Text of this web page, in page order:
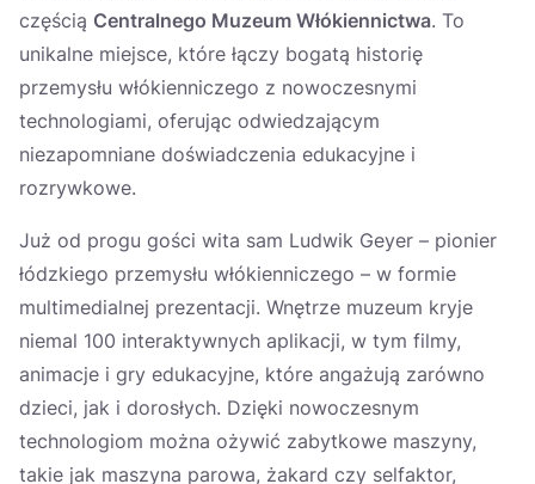
częścią Centralnego Muzeum Włókiennictwa. To
unikalne miejsce, które łączy bogatą historię
przemysłu włókienniczego z nowoczesnymi
technologiami, oferując odwiedzającym
niezapomniane doświadczenia edukacyjne i
rozrywkowe.
Już od progu gości wita sam Ludwik Geyer – pionier
łódzkiego przemysłu włókienniczego – w formie
multimedialnej prezentacji. Wnętrze muzeum kryje
niemal 100 interaktywnych aplikacji, w tym filmy,
animacje i gry edukacyjne, które angażują zarówno
dzieci, jak i dorosłych. Dzięki nowoczesnym
technologiom można ożywić zabytkowe maszyny,
takie jak maszyna parowa, żakard czy selfaktor,